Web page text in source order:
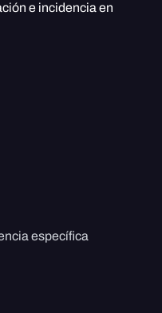
e incidencia en
específica